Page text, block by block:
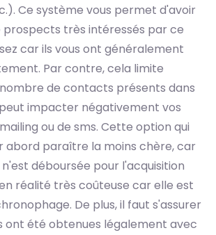
Ce système vous permet d'avoir
prospects très intéressés par ce
car ils vous ont généralement
Par contre, cela limite
de contacts présents dans
impacter négativement vos
ou de sms. Cette option qui
abord paraître la moins chère, car
déboursée pour l'acquisition
réalité très coûteuse car elle est
De plus, il faut s'assurer
ont été obtenues légalement avec